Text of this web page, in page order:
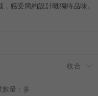
感受簡約設計嘅獨特品味。
量：多